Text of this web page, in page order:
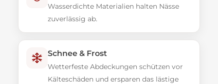
Wasserdichte Materialien halten Nässe
zuverlässig ab.
Schnee & Frost
Wetterfeste Abdeckungen schützen vor
Kälteschäden und ersparen das lästige